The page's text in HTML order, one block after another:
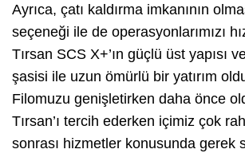
Ayrıca, çatı kaldırma imkanının
seçeneği ile de operasyonlarımızı
Tırsan SCS X+’ın güçlü üst yapısı
şasisi ile uzun ömürlü bir yatırım
Filomuzu genişletirken daha önce
Tırsan’ı tercih ederken içimiz çok
sonrası hizmetler konusunda gerek